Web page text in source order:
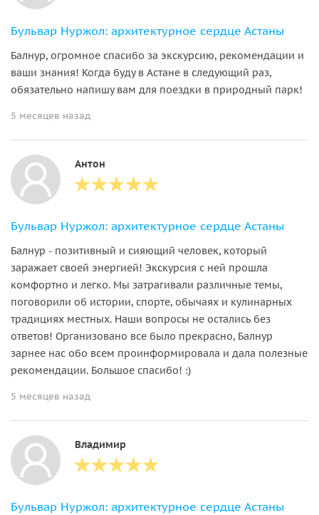
Бульвар Нуржол: архитектурное сердце Астаны
Балнур, огромное спасибо за экскурсию, рекомендации и
ваши знания! Когда буду в Астане в следующий раз,
обязательно напишу вам для поездки в природный парк!
5 месяцев назад
Антон
Бульвар Нуржол: архитектурное сердце Астаны
Балнур - позитивный и сияющий человек, который
заражает своей энергией! Экскурсия с ней прошла
комфортно и легко. Мы затрагивали различные темы,
поговорили об истории, спорте, обычаях и кулинарных
традициях местных. Наши вопросы не остались без
ответов! Организовано все было прекрасно, Балнур
зарнее нас обо всем проинформировала и дала полезные
рекомендации. Большое спасибо! :)
5 месяцев назад
Владимир
Бульвар Нуржол: архитектурное сердце Астаны